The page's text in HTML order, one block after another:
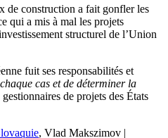
de construction a fait gonfler les
qui a mis à mal les projets
structurel de l’Union
fuit ses responsabilités et
cas et de déterminer la
gestionnaires de projets des États
, Vlad Makszimov |